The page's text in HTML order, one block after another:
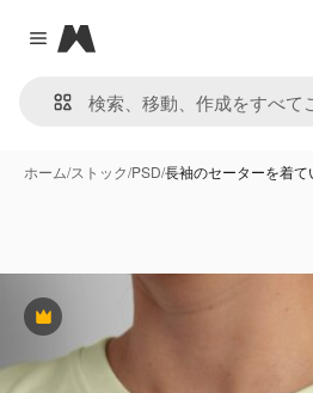
Close menu
Magnific
ホーム/ストック/PSD/長袖のセーターを着
Premium